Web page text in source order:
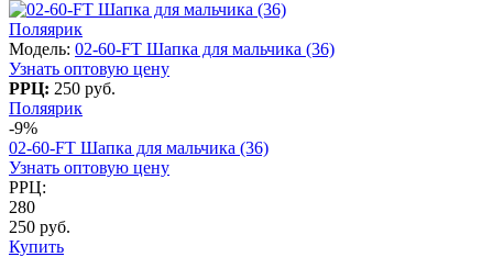
Поляярик
Модель: 02-60-FT Шапка для мальчика (36)
Узнать оптовую цену
РРЦ: 250 руб.
Поляярик
-9%
02-60-FT Шапка для мальчика (36)
Узнать оптовую цену
РРЦ:
280
250 руб.
Купить